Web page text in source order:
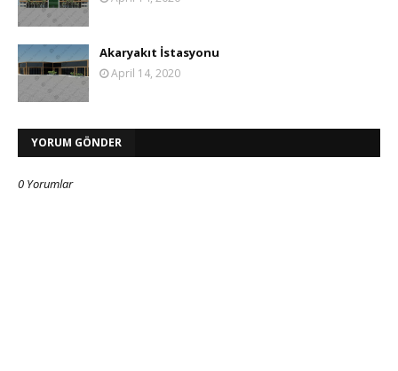
Akaryakıt İstasyonu
April 14, 2020
YORUM GÖNDER
0 Yorumlar